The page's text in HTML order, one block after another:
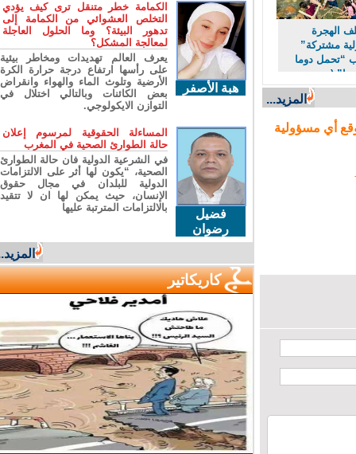
الهجرة
مشتركة”
دوما
(مصدر
المزيد...
أي مسؤولية
هبة الأصفر
الكمامة خطر متنقل ترى كيف يؤدي
التخلص العشوائي من الكمامة إلى
تدهور البيئة؟ وما الحلول العاجلة
لمعالجة المشكل؟
يعرف العالم تهديدات ومخاطر بيئية
على رأسها ارتفاع درجة حرارة الكرة
الأرضية وتلوث الماء والهواء وانقراض
بعض الكائنات وبالتالي اختلال في
التوازن الايكولوجي.
فضيل
رضوان
المساءلة الحقوقية لمرسوم إعلان
حالة الطوارئ الصحية في المغرب
في الشرعية الدولية فان حالة الطوارئ
الصحية، “يكون لها أثر على الالتزامات
الدولية للبلدان في مجال حقوق
الإنسان، حيث يمكن لها ان لا تتقيد
بالالتزامات المترتبة عليها
المزيد...
كاريكاتير